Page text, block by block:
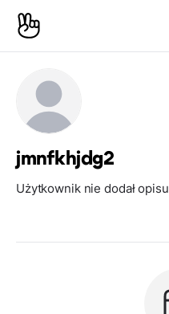
jmnfkhjdg2
Użytkownik nie dodał opisu